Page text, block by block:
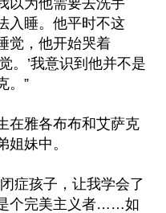
以为他需要去洗手
入睡。他平时不这
觉，他开始哭着
。’我意识到他并不是
。”
在雅各布布和艾萨克
妹中。
症孩子，让我学会了
个完美主义者……如